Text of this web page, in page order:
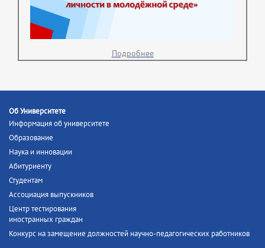
Подробнее
Об Университете
Информация об университете
Образование
Наука и инновации
Абитуриенту
Студентам
Ассоциация выпускников
Центр тестирования
иностранных граждан
Конкурс на замещение должностей научно-педагогических работников